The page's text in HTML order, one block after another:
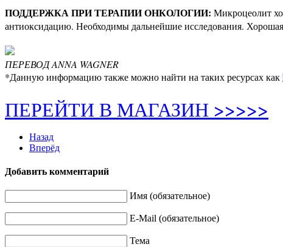
ПОДДЕРЖКА ПРИ ТЕРАПИИ ОНКОЛОГИИ: Микроцеолит
антиоксидацию. Необходимы дальнейшие исследования.
ПЕРЕВОД ANNA WAGNER
*Данную информацию также можно найти на таких ресурсах как
ПЕРЕЙТИ В МАГАЗИН >>>>>
Назад
Вперёд
Добавить комментарий
Имя (обязательное)
E-Mail (обязательное)
Тема